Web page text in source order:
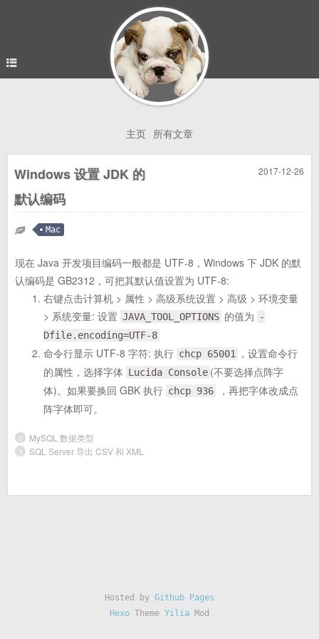
主页 所有文章
2017-12-26
Windows 设置 JDK 的
默认编码
Mac
现在 Java 开发项目编码一般都是 UTF-8，Windows 下 JDK 的默
认编码是 GB2312，可把其默认值设置为 UTF-8:
右键点击计算机 > 属性 > 高级系统设置 > 高级 > 环境变量
> 系统变量: 设置 JAVA_TOOL_OPTIONS 的值为
-
Dfile.encoding=UTF-8
命令行显示 UTF-8 字符: 执行 chcp 65001
，设置命令行
的属性，选择字体 Lucida Console (不要选择点阵字
体)。如果要换回 GBK 执行 chcp 936
，再把字体改成点
阵字体即可。
< MySQL 数据类型
SQL Server 导出 CSV 和 XML
>
Hosted by Github Pages
Hexo Theme Yilia Mod